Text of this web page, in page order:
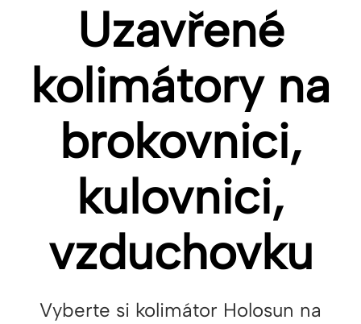
Uzavřené
kolimátory na
brokovnici,
kulovnici,
vzduchovku
Vyberte si kolimátor Holosun na